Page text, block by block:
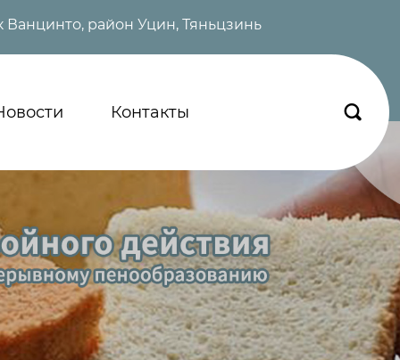
район Уцин, Тяньцзинь
Контакты 